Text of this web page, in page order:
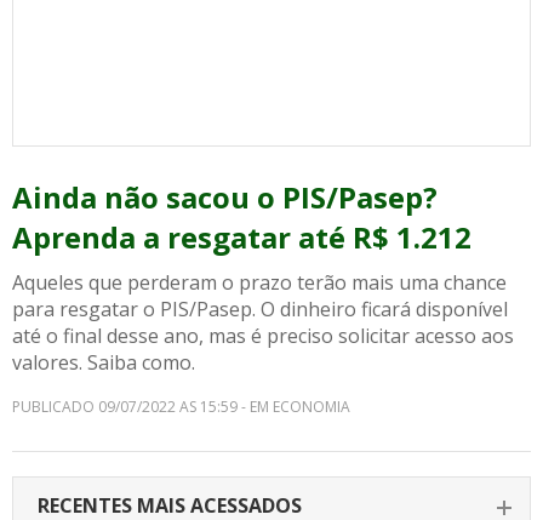
Ainda não sacou o PIS/Pasep?
Aprenda a resgatar até R$ 1.212
Aqueles que perderam o prazo terão mais uma chance
para resgatar o PIS/Pasep. O dinheiro ficará disponível
até o final desse ano, mas é preciso solicitar acesso aos
valores. Saiba como.
PUBLICADO 09/07/2022 AS 15:59 - EM ECONOMIA
RECENTES MAIS ACESSADOS